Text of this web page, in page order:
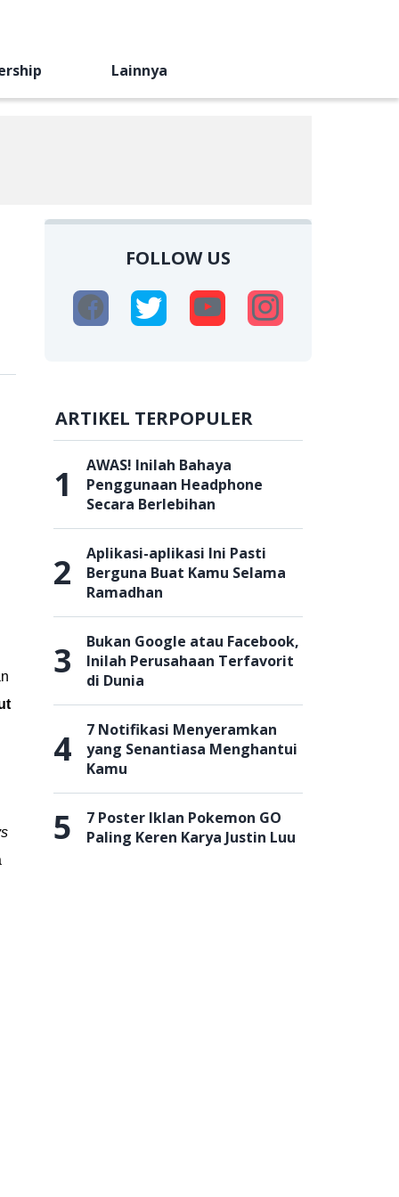
Lainnya
FOLLOW US
ARTIKEL TERPOPULER
1
AWAS! Inilah Bahaya
Penggunaan Headphone
Secara Berlebihan
2
Aplikasi-aplikasi Ini Pasti
Berguna Buat Kamu Selama
Ramadhan
3
Bukan Google atau Facebook,
Inilah Perusahaan Terfavorit
di Dunia
4
7 Notifikasi Menyeramkan
yang Senantiasa Menghantui
Kamu
5
7 Poster Iklan Pokemon GO
Paling Keren Karya Justin Luu